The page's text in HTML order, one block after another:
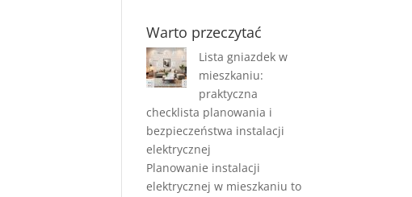
Warto przeczytać
Lista gniazdek w
mieszkaniu:
praktyczna
checklista planowania i
bezpieczeństwa instalacji
elektrycznej
Planowanie instalacji
elektrycznej w mieszkaniu to